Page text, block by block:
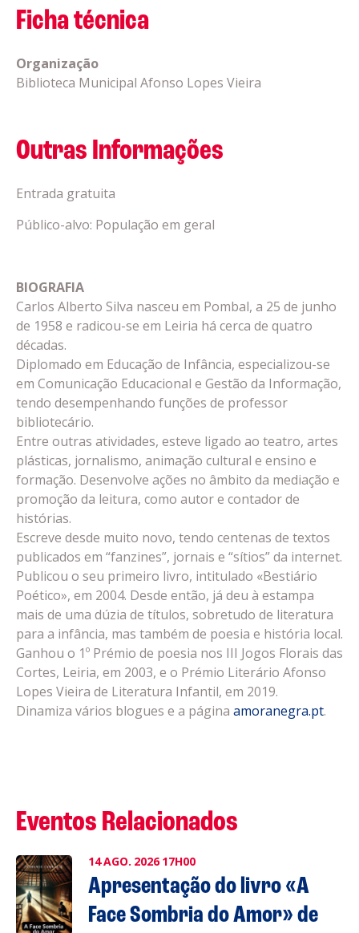
Ficha técnica
Organização
Biblioteca Municipal Afonso Lopes Vieira
Outras Informações
Entrada gratuita
Público-alvo: População em geral
BIOGRAFIA
Carlos Alberto Silva nasceu em Pombal, a 25 de junho
de 1958 e radicou-se em Leiria há cerca de quatro
décadas.
Diplomado em Educação de Infância, especializou-se
em Comunicação Educacional e Gestão da Informação,
tendo desempenhando funções de professor
bibliotecário.
Entre outras atividades, esteve ligado ao teatro, artes
plásticas, jornalismo, animação cultural e ensino e
formação. Desenvolve ações no âmbito da mediação e
promoção da leitura, como autor e contador de
histórias.
Escreve desde muito novo, tendo centenas de textos
publicados em “fanzines”, jornais e “sítios” da internet.
Publicou o seu primeiro livro, intitulado «Bestiário
Poético», em 2004. Desde então, já deu à estampa
mais de uma dúzia de títulos, sobretudo de literatura
para a infância, mas também de poesia e história local.
Ganhou o 1º Prémio de poesia nos III Jogos Florais das
Cortes, Leiria, em 2003, e o Prémio Literário Afonso
Lopes Vieira de Literatura Infantil, em 2019.
Dinamiza vários blogues e a página amoranegra.pt.
Eventos Relacionados
14AGO. 2026 17H00
Apresentação do livro «A
Face Sombria do Amor» de